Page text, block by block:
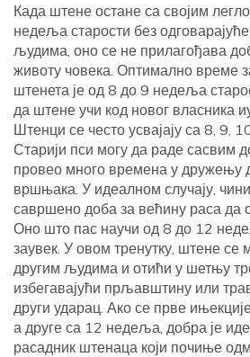
Када штене остане са својим
недеља старости без
људима, оно се не прилагођава
животу човека. Оптимално време
штенета је од 8 до 9 недеља
да штене учи код новог власника
Штенци се често усвајају са 8, 9,
Старији пси могу да раде сасвим
провео много времена у дружењу
вршњака. У идеалном случају,
савршено доба за већину раса да
Оно што пас научи од 8 до 12
заувек. У овом тренутку, штене се
другим људима и отићи у шетњу
избегавајући прљавштину или
други ударац. Ако се прве
а друге са 12 недеља, добра је
расадник штенаца који почиње